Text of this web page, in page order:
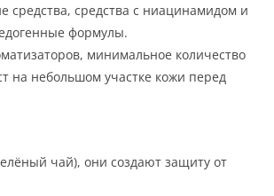
средства с ниацинамидом и
формулы.
минимальное количество
на небольшом участке кожи перед
чай), они создают защиту от